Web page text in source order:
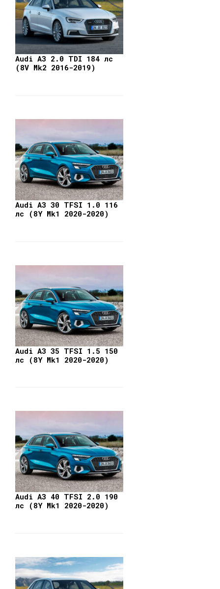
Audi A3 2.0 TDI 184 лс
(8V Mk2 2016-2019)
Audi A3 30 TFSI 1.0 116
лс (8Y Mk1 2020-2020)
Audi A3 35 TFSI 1.5 150
лс (8Y Mk1 2020-2020)
Audi A3 40 TFSI 2.0 190
лс (8Y Mk1 2020-2020)